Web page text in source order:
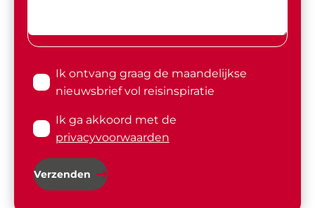
Ik ontvang graag de maandelijkse
nieuwsbrief vol reisinspiratie
Ik ga akkoord met de
privacyvoorwaarden
Verzenden